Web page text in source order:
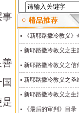
事
善
是
《新耶路撒冷教义》
新耶路撒冷教义之主
新耶路撒冷教义之信
新耶路撒冷教义之圣
新耶路撒冷教义之生
《最后的审判》目录